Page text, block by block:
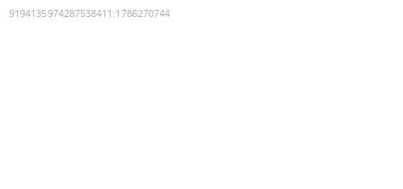
9194135974287538411 :1786270744